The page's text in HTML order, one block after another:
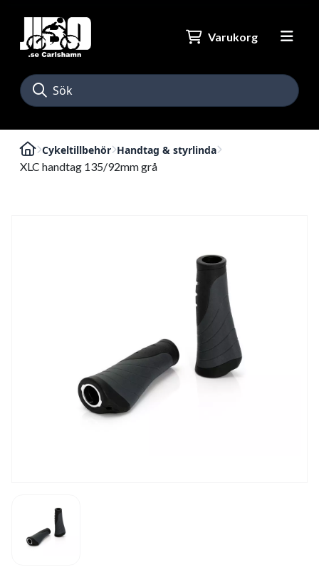
Varukorg
Cykeltillbehör Handtag & styrlinda
XLC handtag 135/92mm grå